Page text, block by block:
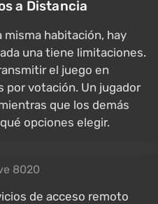
a Distancia
habitación, hay
una tiene limitaciones.
el juego en
por votación. Un jugador
que los demás
opciones elegir.
8020
de acceso remoto